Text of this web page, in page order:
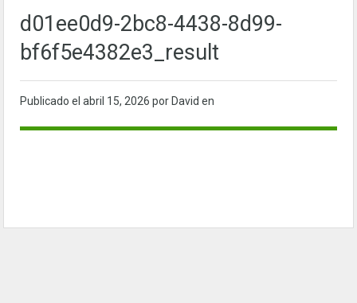
d01ee0d9-2bc8-4438-8d99-
bf6f5e4382e3_result
Publicado el abril 15, 2026 por David en